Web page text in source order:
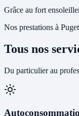
Grâce au fort
Nos prestations à Puget
Tous nos
Du particulier au